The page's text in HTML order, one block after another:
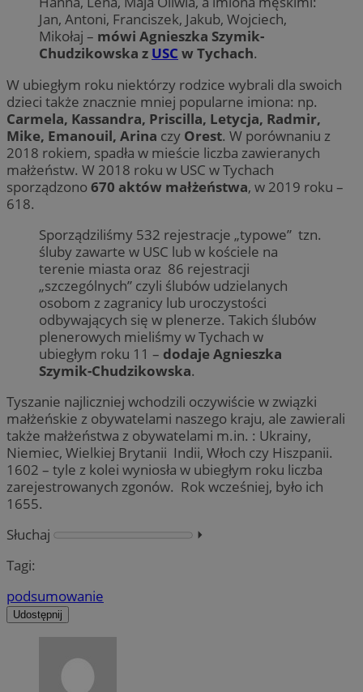
Jan, Antoni, Franciszek, Jakub, Wojciech,
Mikołaj – mówi Agnieszka Szymik-
Chudzikowska z USC w Tychach.
W ubiegłym roku niektórzy rodzice wybrali dla swoich
dzieci także znacznie mniej popularne imiona: np.
Carmela, Kassandra, Priscilla, Letycja, Radmir,
Mike, Emanouil, Arina czy Orest. W porównaniu z
2018 rokiem, spadła w mieście liczba zawieranych
małżeństw. W 2018 roku w USC w Tychach
sporządzono670 aktów małżeństwa, w 2019 roku –
618.
Sporządziliśmy 532 rejestracje „typowe” tzn.
śluby zawarte w USC lub w kościele na
terenie miasta oraz 86 rejestracji
„szczególnych” czyli ślubów udzielanych
osobom z zagranicy lub uroczystości
odbywających się w plenerze. Takich ślubów
plenerowych mieliśmy w Tychach w
ubiegłym roku 11 – dodaje Agnieszka
Szymik-Chudzikowska.
Tyszanie najliczniej wchodzili oczywiście w związki
małżeńskie z obywatelami naszego kraju, ale zawierali
także małżeństwa z obywatelami m.in. : Ukrainy,
Niemiec, Wielkiej Brytanii Indii, Włoch czy Hiszpanii.
1602 – tyle z kolei wyniosła w ubiegłym roku liczba
zarejestrowanych zgonów. Rok wcześniej, było ich
1655.
Słuchaj
⏵︎
Tagi:
podsumowanie
Udostępnij